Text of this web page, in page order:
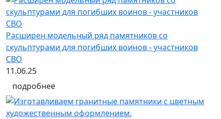
Расширен модельный ряд памятников со
скульптурами для погибших воинов - участников
СВО
11.06.25
подробнее